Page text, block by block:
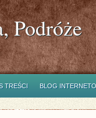
Podróże
TREŚCI BLOG